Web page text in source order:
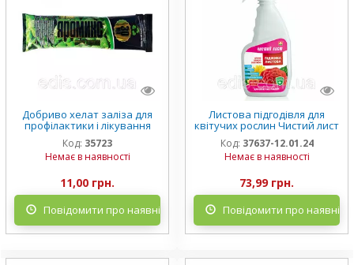
Добриво хелат заліза для
профілактики і лікування
хлорозу рослин Яромикс 30
мл (на 5 л. води) Agromaxi
Код: 35723
Немає в наявності
11,00 грн.
Повідомити про наявність
Листова підгодівля для
квітучих рослин Чистий лист
300 мл
Код: 37637-12.01.24
Немає в наявності
73,99 грн.
Повідомити про